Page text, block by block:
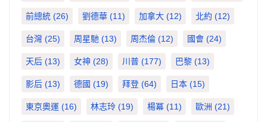
前總統 (26) 劉德華 (11) 加拿大 (12) 北約 (12)
台灣 (25) 周星馳 (13) 周杰倫 (12) 國會 (24)
天后 (13) 女神 (28) 川普 (177) 巴黎 (13)
影后 (13) 德國 (19) 拜登 (64) 日本 (15)
東京奧運 (16) 林志玲 (19) 楊冪 (11) 歐洲 (21)